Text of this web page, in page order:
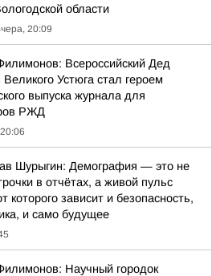
области
20:09
Всероссийский Дед
Устюга стал героем
выпуска журнала для
РЖД
Шурыгин: Демография — это не
в отчётах, а живой пульс
которого зависит и безопасность,
и само будущее
Научный городок